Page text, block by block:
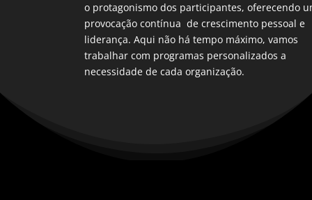
o protagonismo dos participantes, oferecendo
provocação contínua de crescimento pessoal e
liderança. Aqui não há tempo máximo, vamos
trabalhar com programas personalizados a
necessidade de cada organização.